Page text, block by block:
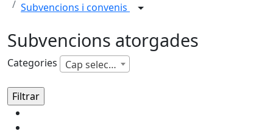
Subvencions i convenis
Subvencions atorgades
Categories Cap selecció